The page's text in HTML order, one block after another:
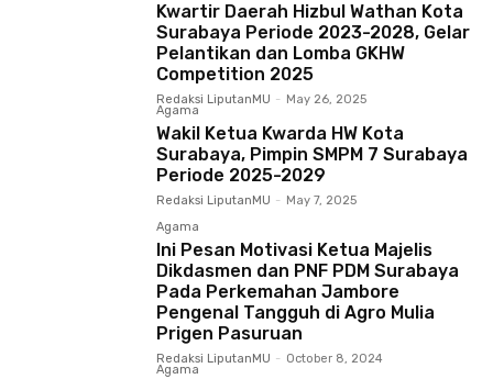
Kwartir Daerah Hizbul Wathan Kota
Surabaya Periode 2023-2028, Gelar
Pelantikan dan Lomba GKHW
Competition 2025
Redaksi LiputanMU - May 26, 2025
Agama
Wakil Ketua Kwarda HW Kota
Surabaya, Pimpin SMPM 7 Surabaya
Periode 2025-2029
Redaksi LiputanMU -
May 7, 2025
Agama
Ini Pesan Motivasi Ketua Majelis
Dikdasmen dan PNF PDM Surabaya
Pada Perkemahan Jambore
Pengenal Tangguh di Agro Mulia
Prigen Pasuruan
Redaksi LiputanMU - October 8, 2024
Agama